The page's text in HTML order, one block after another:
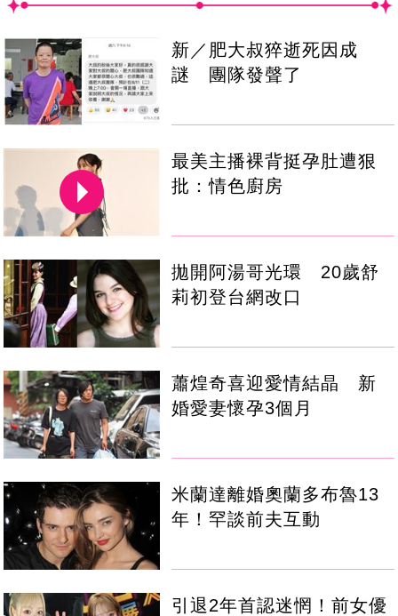
新／肥大叔猝逝死因成
謎 團隊發聲了
最美主播裸背挺孕肚遭狠
批：情色廚房
拋開阿湯哥光環 20歲舒
莉初登台網改口
蕭煌奇喜迎愛情結晶 新
婚愛妻懷孕3個月
米蘭達離婚奧蘭多布魯13
年！罕談前夫互動
引退2年首認迷惘！前女優